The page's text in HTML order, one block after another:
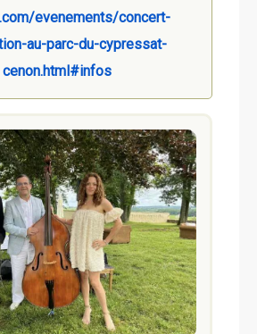
evenements/concert-
au-parc-du-cypressat-
cenon.html#infos